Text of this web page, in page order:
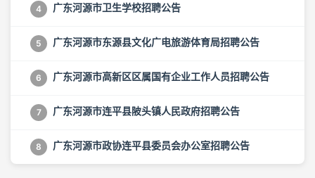
4 广东河源市卫生学校招聘公告
5 广东河源市东源县文化广电旅游体育局招聘公告
6 广东河源市高新区区属国有企业工作人员招聘公告
7 广东河源市连平县陂头镇人民政府招聘公告
8 广东河源市政协连平县委员会办公室招聘公告